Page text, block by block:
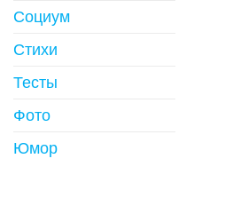
Социум
Стихи
Тесты
Фото
Юмор